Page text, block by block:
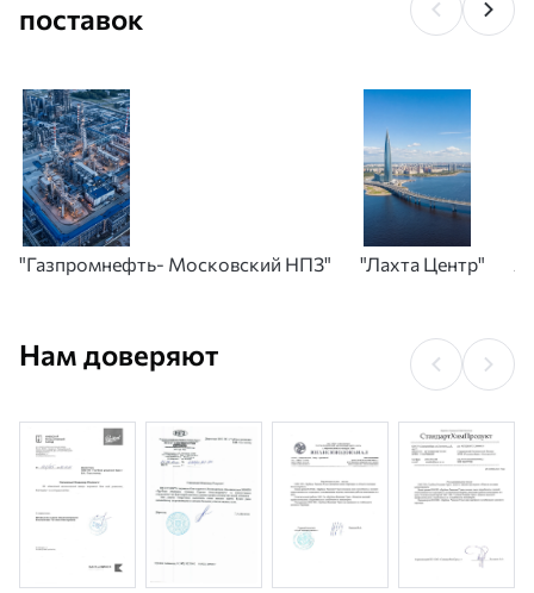
поставок
"Газпромнефть- Московский НПЗ" "Лахта Центр"
Нам доверяют